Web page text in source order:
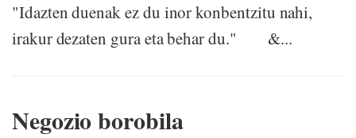
"Idazten duenak ez du inor konbentzitu nahi,
irakur dezaten gura eta behar du." &...
Negozio borobila